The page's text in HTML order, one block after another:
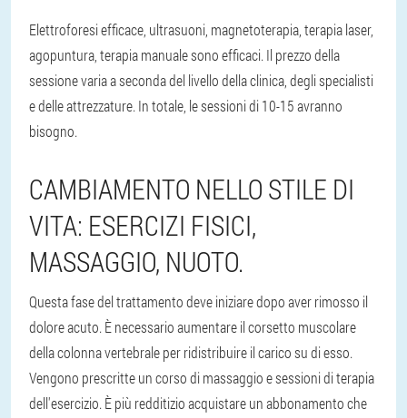
Elettroforesi efficace, ultrasuoni, magnetoterapia, terapia laser,
agopuntura, terapia manuale sono efficaci. Il prezzo della
sessione varia a seconda del livello della clinica, degli specialisti
e delle attrezzature. In totale, le sessioni di 10-15 avranno
bisogno.
CAMBIAMENTO NELLO STILE DI
VITA: ESERCIZI FISICI,
MASSAGGIO, NUOTO.
Questa fase del trattamento deve iniziare dopo aver rimosso il
dolore acuto. È necessario aumentare il corsetto muscolare
della colonna vertebrale per ridistribuire il carico su di esso.
Vengono prescritte un corso di massaggio e sessioni di terapia
dell'esercizio. È più redditizio acquistare un abbonamento che